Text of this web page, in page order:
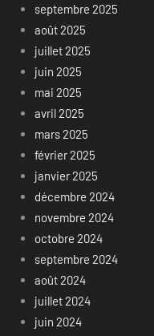
septembre 2025
août 2025
juillet 2025
juin 2025
mai 2025
avril 2025
mars 2025
février 2025
janvier 2025
décembre 2024
novembre 2024
octobre 2024
septembre 2024
août 2024
juillet 2024
juin 2024